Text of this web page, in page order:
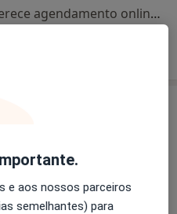
Esse especialista não oferece agendamento online para esse endereço.
e aos nossos parceiros
semelhantes) para